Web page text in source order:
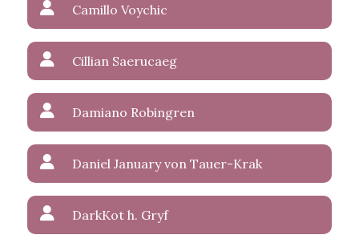
Camillo Voychic
Cillian Saerucaeg
Damiano Robingren
Daniel January von Tauer-Krak
DarkKot h. Gryf